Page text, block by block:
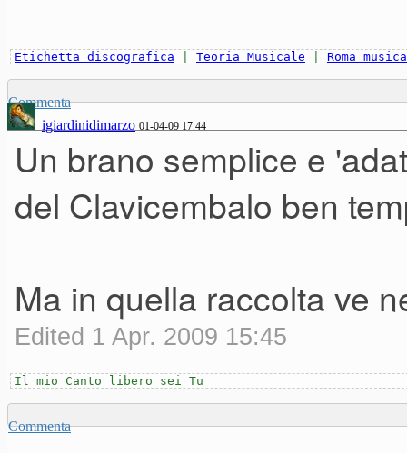
Etichetta discografica Teoria Musicale Roma musica
Commenta
igiardinidimarzo 01-04-09 17.44
Un brano semplice e
del Clavicembalo ben
Ma in quella raccolta ve
Edited 1 Apr. 2009 15:45
Il mio Canto libero sei Tu
Commenta